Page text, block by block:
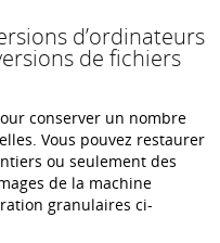
d’ordinateurs
de fichiers
conserver un nombre
Vous pouvez restaurer
ou seulement des
de la machine
granulaires ci-